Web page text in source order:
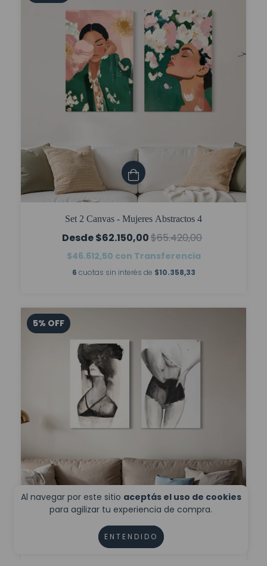
Al navegar por este sitio aceptás el uso de cookies
para agilizar tu experiencia de compra.
ENTENDIDO
Set 2 Canvas - Mujeres Abstractos 4
$62.150,00$65.420,00
$46.612,50 con Transferencia
6 cuotas sin interés de $10.358,33
5% OFF
Set 2 Canvas - Mujeres Abstractos 3